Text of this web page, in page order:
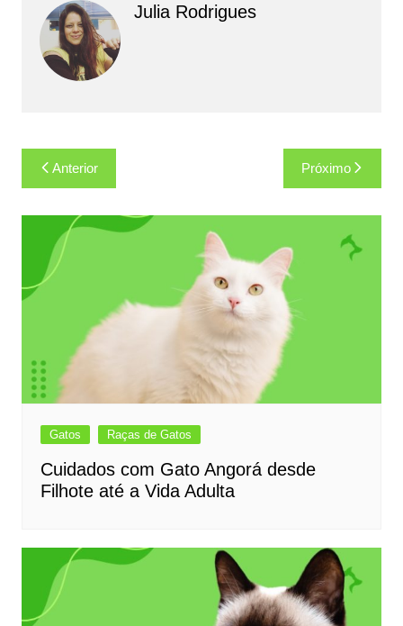
Julia Rodrigues
Navegação
de
Post
Anterior Próximo
Gatos Raças de Gatos
Cuidados com Gato Angorá desde
Filhote até a Vida Adulta